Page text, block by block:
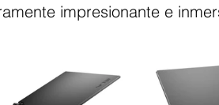
impresionante e